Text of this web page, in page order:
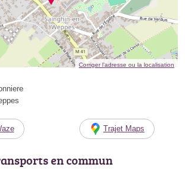
Corriger l’adresse ou la localisation
Trajet Maps
en commun